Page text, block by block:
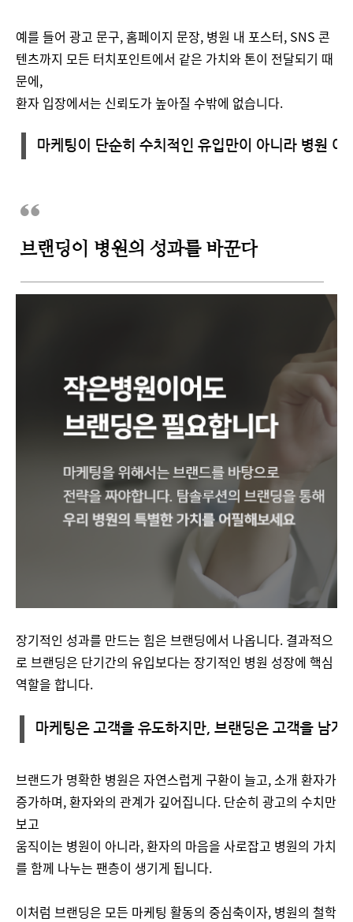
예를 들어 광고 문구, 홈페이지 문장, 병원 내 포스터, SNS 콘
텐츠까지 모든 터치포인트에서 같은 가치와 톤이 전달되기 때
문에,
환자 입장에서는 신뢰도가 높아질 수밖에 없습니다.
장기적인 성과를 만드는 힘은 브랜딩에서 나옵니다. 결과적으
로 브랜딩은 단기간의 유입보다는 장기적인 병원 성장에 핵심
역할을 합니다.
브랜드가 명확한 병원은 자연스럽게 구환이 늘고, 소개 환자가
증가하며, 환자와의 관계가 깊어집니다. 단순히 광고의 수치만
보고
움직이는 병원이 아니라, 환자의 마음을 사로잡고 병원의 가치
를 함께 나누는 팬층이 생기게 됩니다.
이처럼 브랜딩은 모든 마케팅 활동의 중심축이자, 병원의 철학